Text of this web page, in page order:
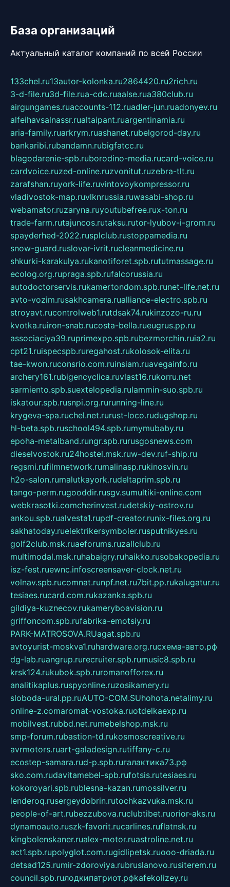
База организаций
Актуальный каталог компаний по всей России
133chel.ru13autor-kolonka.ru2864420.ru2rich.ru
3-d-file.ru3d-file.rua-cdc.ruaalse.rua380club.ru
airgungames.ruaccounts-112.ruadler-jun.ruadonyev.ru
alfeihavsalnassr.rualtaipant.ruargentinamia.ru
aria-family.ruarkrym.ruashanet.rubelgorod-day.ru
bankaribi.rubandamn.rubigfatcc.ru
blagodarenie-spb.ruborodino-media.rucard-voice.ru
cardvoice.ruzed-online.ruzvonitut.ruzebra-tlt.ru
zarafshan.ruyork-life.ruvintovoykompressor.ru
vladivostok-map.ruvlknrussia.ruwasabi-shop.ru
webamator.ruzaryna.ruyoutubefree.rux-ton.ru
trade-farm.rutajuncos.rutaksu.rutor-lyubov-i-grom.ru
spayderhed-2022.rusplclub.rustoppamedia.ru
snow-guard.ruslovar-ivrit.rucleanmedicine.ru
shkurki-karakulya.rukanotiforet.spb.rututmassage.ru
ecolog.org.rupraga.spb.rufalcorussia.ru
autodoctorservis.rukamertondom.spb.runet-life.net.ru
avto-vozim.rusakhcamera.rualliance-electro.spb.ru
stroyavt.rucontrolweb1.rutdsak74.rukinzozo-ru.ru
kvotka.ruiron-snab.rucosta-bella.rueugrus.pp.ru
associaciya39.ruprimexpo.spb.rubezmorchin.ruia2.ru
cpt21.ruispecspb.ruregahost.rukolosok-elita.ru
tae-kwon.ruconsrio.com.ruinsiam.ruavegainfo.ru
archery161.rubigencyclica.ruvlast16.rukorru.net
sarmiento.spb.suextelopedia.rulammin-suo.spb.ru
iskatour.spb.rusnpi.org.rurunning-line.ru
krygeva-spa.ruchel.net.rurust-loco.rudugshop.ru
hl-beta.spb.ruschool494.spb.rumymubaby.ru
epoha-metalband.rungr.spb.rurusgosnews.com
dieselvostok.ru24hostel.msk.ruw-dev.ruf-ship.ru
regsmi.rufilmnetwork.rumalinasp.rukinosvin.ru
h2o-salon.rumalutkayork.rudeltaprim.spb.ru
tango-perm.rugooddir.rusgv.sumultiki-online.com
webkrasotki.comcherinvest.rudetskiy-ostrov.ru
ankou.spb.rualvesta1.rupdf-creator.runix-files.org.ru
sakhatoday.ruelektrikersymboler.rusputnikyes.ru
golf2club.msk.ruaeforums.ruzallclub.ru
multimodal.msk.ruhabaigry.ruhaikko.rusobakopedia.ru
isz-fest.ruewnc.infoscreensaver-clock.net.ru
volnav.spb.rucomnat.runpf.net.ru7bit.pp.rukalugatur.ru
tesiaes.rucard.com.rukazanka.spb.ru
gildiya-kuznecov.rukameryboavision.ru
griffoncom.spb.rufabrika-emotsiy.ru
PARK-MATROSOVA.RUagat.spb.ru
avtoyurist-moskva1.ruhardware.org.ruсхема-авто.рф
dg-lab.ruangrup.rurecruiter.spb.rumusic8.spb.ru
krsk124.rukubok.spb.ruromanofforex.ru
analitikaplus.ruspyonline.ruzosikamery.ru
sloboda-ural.pp.ruAUTO-COM.SUhohota.netalimy.ru
online-z.comaromat-vostoka.ruotdelkaexp.ru
mobilvest.rubbd.net.rumebelshop.msk.ru
smp-forum.rubastion-td.rukosmoscreative.ru
avrmotors.ruart-galadesign.rutiffany-c.ru
ecostep-samara.rud-p.spb.ruгалактика73.рф
sko.com.rudavitamebel-spb.rufotsis.rutesiaes.ru
kokoroyari.spb.rublesna-kazan.rumossilver.ru
lenderoq.rusergeydobrin.rutochkazvuka.msk.ru
people-of-art.rubezzubova.ruclubtibet.ruorior-aks.ru
dynamoauto.ruszk-favorit.rucarlines.ruflatnsk.ru
kingbolenskaner.rualex-motor.ruastroline.net.ru
act1.spb.rupolyglot.com.rugidlipetsk.ruooo-driada.ru
detsad125.rumir-zdoroviya.rubruslanovo.rusiterem.ru
council.spb.ruлодкипатриот.рфkafekolizey.ru